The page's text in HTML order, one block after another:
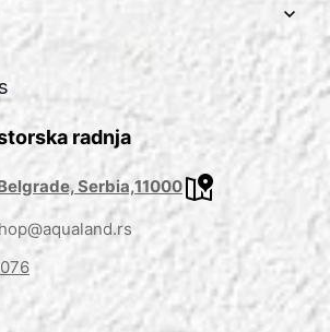
radnja
Serbia,11000